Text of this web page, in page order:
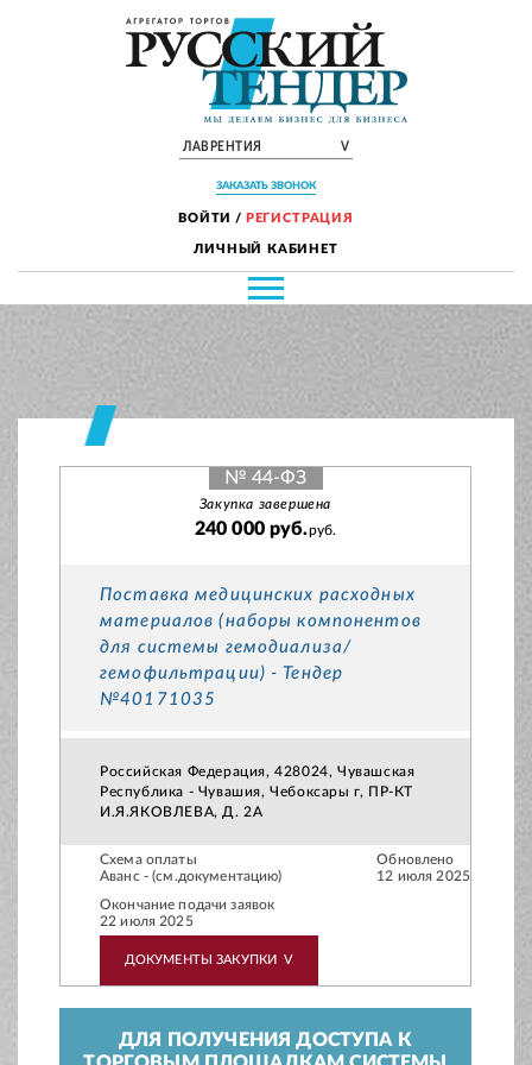
ЛАВРЕНТИЯ V
ЗАКАЗАТЬ ЗВОНОК
ВОЙТИ / РЕГИСТРАЦИЯ
ЛИЧНЫЙ КАБИНЕТ
№ 44-ФЗ
Закупка завершена
240 000 руб.руб.
Поставка медицинских расходных
материалов (наборы компонентов
для системы гемодиализа/
гемофильтрации) - Тендер
№40171035
Российская Федерация, 428024, Чувашская
Республика - Чувашия, Чебоксары г, ПР-КТ
И.Я.ЯКОВЛЕВА, Д. 2А
Схема оплаты
Аванс - (см.документацию)
Обновлено
12 июля 2025
Окончание подачи заявок
22 июля 2025
ДОКУМЕНТЫ ЗАКУПКИ V
ДЛЯ ПОЛУЧЕНИЯ ДОСТУПА К